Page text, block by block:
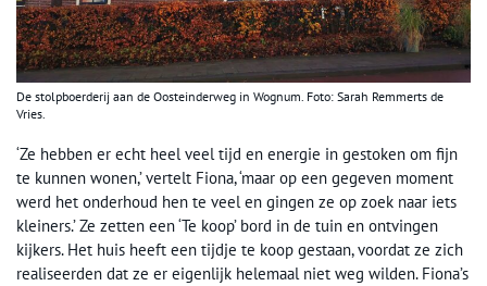
De stolpboerderij aan de Oosteinderweg in Wognum. Foto: Sarah Remmerts de
Vries.
‘Ze hebben er echt heel veel tijd en energie in gestoken om fijn
te kunnen wonen,’ vertelt Fiona, ‘maar op een gegeven moment
werd het onderhoud hen te veel en gingen ze op zoek naar iets
kleiners.’ Ze zetten een ‘Te koop’ bord in de tuin en ontvingen
kijkers. Het huis heeft een tijdje te koop gestaan, voordat ze zich
realiseerden dat ze er eigenlijk helemaal niet weg wilden. Fiona’s